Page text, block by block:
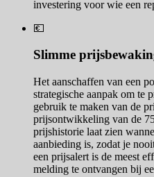
investering voor wie een
💶
Slimme
Het aanschaffen van een
strategische aanpak om te
gebruik te maken van de
prijsontwikkeling van de
prijshistorie laat zien
aanbieding is, zodat je
een prijsalert is de meest
melding te ontvangen bij